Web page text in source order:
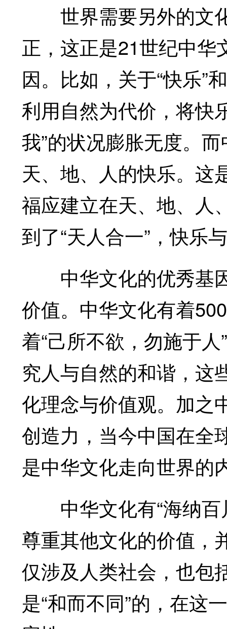
世界需要另外的文
正，这正是21世纪中华
因。比如，关于“快乐”
利用自然为代价，将快
我”的状况膨胀无度。
天、地、人的快乐。这
福应建立在天、地、人
到了“天人合一”，快乐
中华文化的优秀基
价值。中华文化有着
着“己所不欲，勿施于
究人与自然的和谐，这
化理念与价值观。加之
创造力，当今中国在全
是中华文化走向世界的
中华文化有“海纳百
尊重其他文化的价值，
仅涉及人类社会，也包
是“和而不同”的，在这